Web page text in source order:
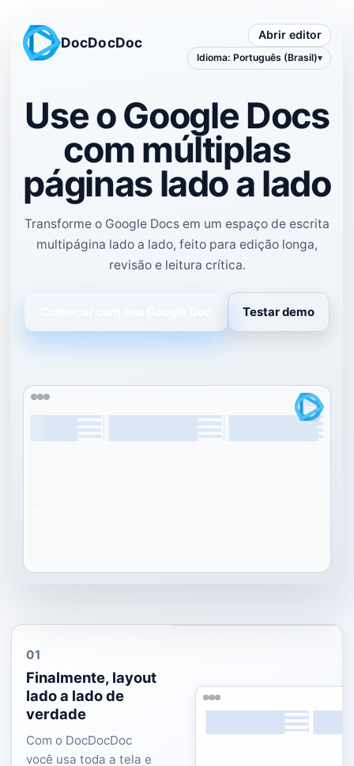
DocDocDoc Abrir editor
Idioma: Português (Brasil)
Use o Google Docs
com múltiplas
páginas lado a lado
Transforme o Google Docs em um espaço de escrita
multipágina lado a lado, feito para edição longa,
revisão e leitura crítica.
Testar demo
01
Finalmente, layout
lado a lado de
verdade
Com o DocDocDoc
você usa toda a tela e